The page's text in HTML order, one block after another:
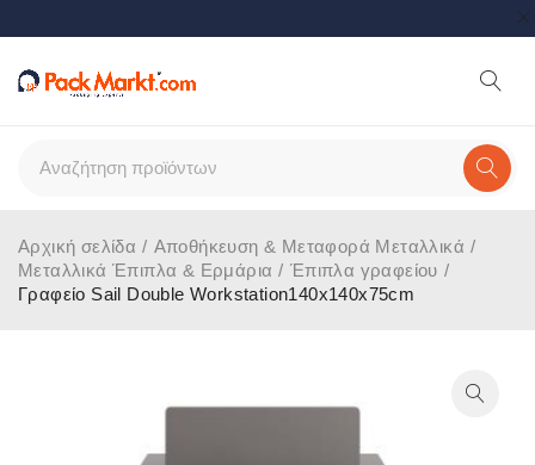
Αρχική σελίδα / Αποθήκευση & Μεταφορά Μεταλλικά /
Μεταλλικά Έπιπλα & Ερμάρια / Έπιπλα γραφείου /
Γραφείο Sail Double Workstation140x140x75cm